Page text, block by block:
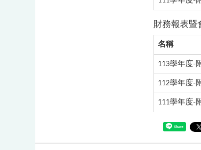
財務報表暨
名稱
113學年度-
112學年度-
111學年度-
Share